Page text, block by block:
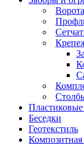
Пластиковые
Беседки
Геотекстиль
Композитная